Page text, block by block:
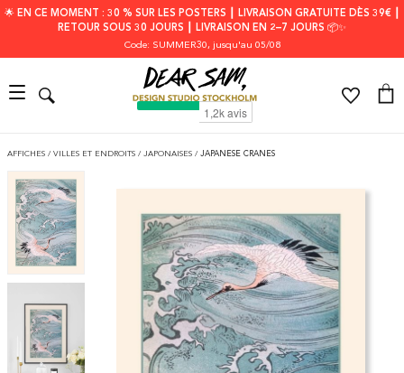
🌟 EN CE MOMENT : 30 % SUR LES POSTERS ┃ LIVRAISON GRATUITE DÈS 39€ ┃
RETOUR SOUS 30 JOURS ┃ LIVRAISON EN 2–7 JOURS 📦✨
Code: SUMMER30, jusqu'au 05/08
AFFICHES / VILLES ET ENDROITS / JAPONAISES / JAPANESE CRANES